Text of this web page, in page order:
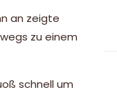
an zeigte
zu einem
schnell um